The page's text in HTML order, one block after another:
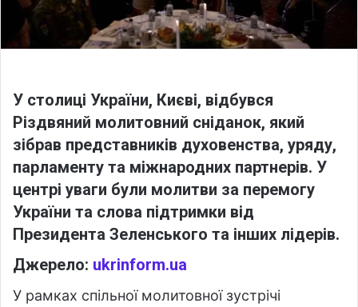
У столиці України, Києві, відбувся
Різдвяний молитовний сніданок, який
зібрав представників духовенства, уряду,
парламенту та міжнародних партнерів. У
центрі уваги були молитви за перемогу
України та слова підтримки від
Президента Зеленського та інших лідерів.
Джерело: ukrinform.ua
У рамках спільної молитовної зустрічі